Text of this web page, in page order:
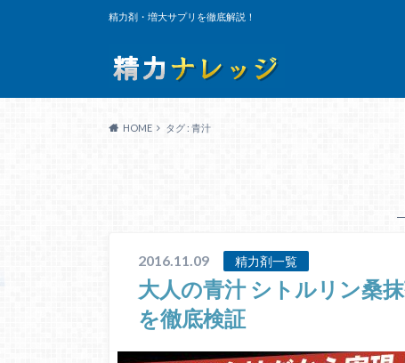
精力剤・増大サプリを徹底解説！
HOME タグ : 青汁
2016.11.09 精力剤一覧
大人の青汁 シトルリン桑
を徹底検証